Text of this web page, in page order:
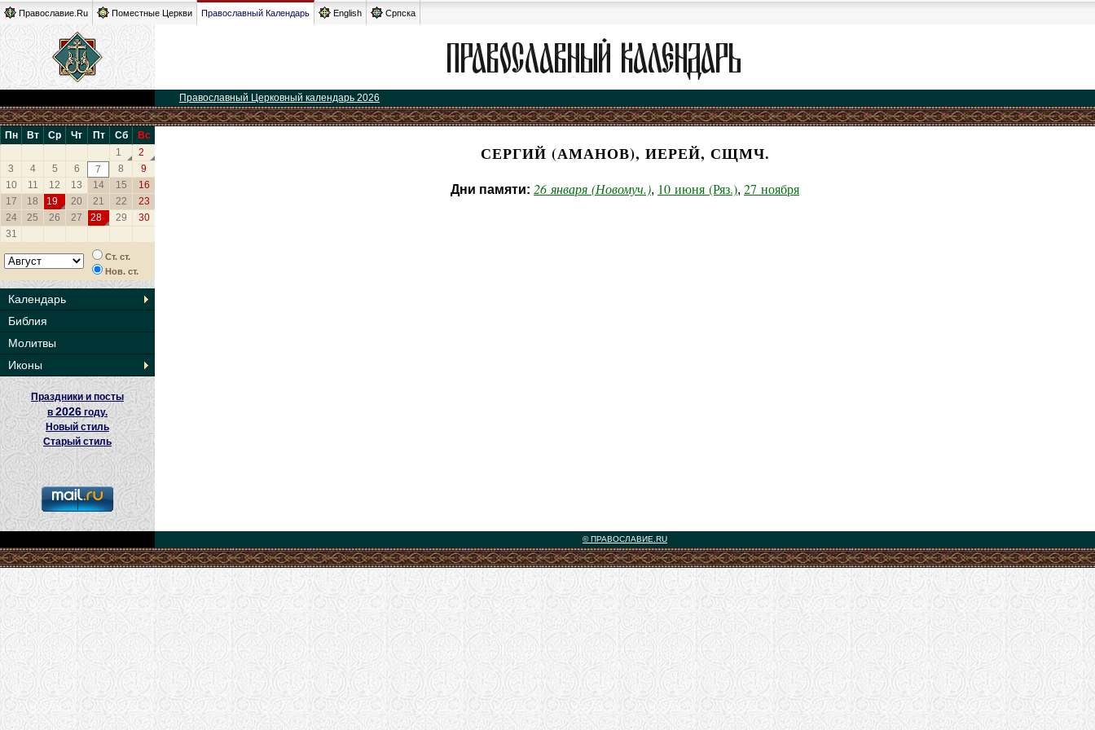
Православие.Ru Поместные Церкви Православный Календарь English Српска
Православный Церковный календарь 2026
Пн Вт Ср Чт Пт Сб
Вс
1
2
3
4 5 6 7 8
9
10
11 12 13 14 15
16
17
18 19 20 21 22
23
24
25 26 27 28 29
30
31
Ст. ст.
Нов. ст.
Календарь
Библия
Молитвы
Иконы
Праздники и посты
в2026 году.
Новый стиль
Старый стиль
СЕРГИЙ (АМАНОВ), ИЕРЕЙ, СЩМЧ.
Дни памяти: 26 января (Новомуч.), 10 июня (Ряз.), 27 ноября
© ПРАВОСЛАВИЕ.RU